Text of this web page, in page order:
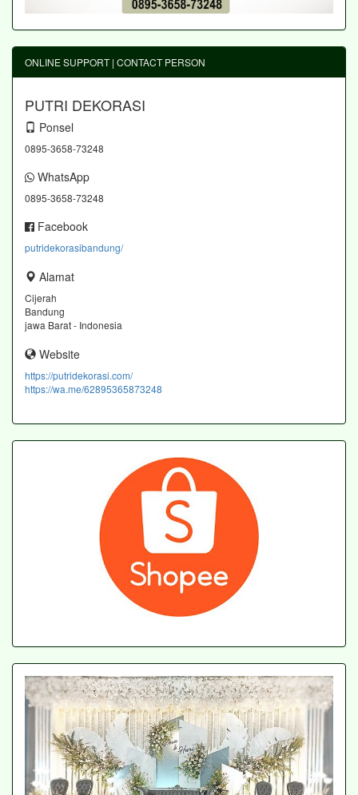
ONLINE SUPPORT | CONTACT PERSON
PUTRI DEKORASI
Ponsel
0895-3658-73248
WhatsApp
0895-3658-73248
Facebook
putridekorasibandung/
Alamat
Cijerah
Bandung
jawa Barat - Indonesia
Website
https://putridekorasi.com/
https://wa.me/62895365873248